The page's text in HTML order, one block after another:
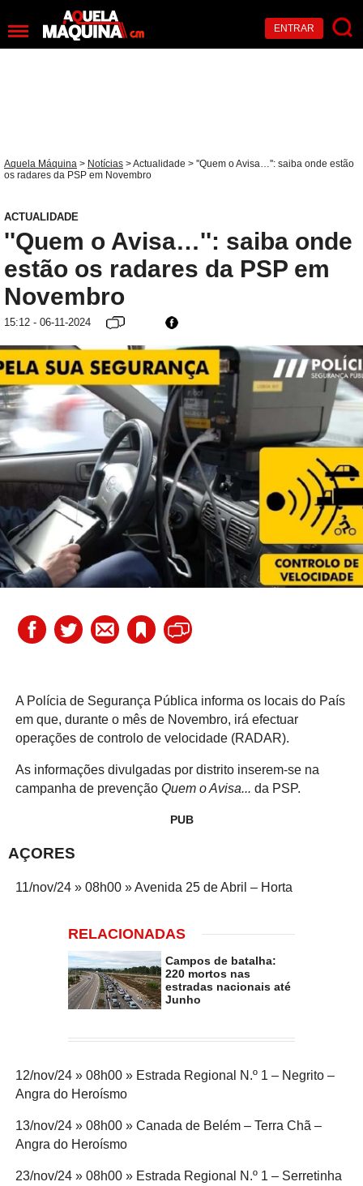
ENTRAR
Aquela Máquina > Notícias >Actualidade > ''Quem o Avisa…'': saiba onde estão
os radares da PSP em Novembro
ACTUALIDADE
''Quem o Avisa…'': saiba onde
estão os radares da PSP em
Novembro
15:12 - 06-11-2024
A Polícia de Segurança Pública informa os locais do País
em que, durante o mês de Novembro, irá efectuar
operações de controlo de velocidade (RADAR).
As informações divulgadas por distrito inserem-se na
campanha de prevenção Quem o Avisa... da PSP.
PUB
AÇORES
11/nov/24 » 08h00 » Avenida 25 de Abril – Horta
RELACIONADAS
Campos de batalha:
220 mortos nas
estradas nacionais até
Junho
12/nov/24 » 08h00 » Estrada Regional N.º 1 – Negrito –
Angra do Heroísmo
13/nov/24 » 08h00 » Canada de Belém – Terra Chã –
Angra do Heroísmo
23/nov/24 » 08h00 » Estrada Regional N.º 1 – Serretinha